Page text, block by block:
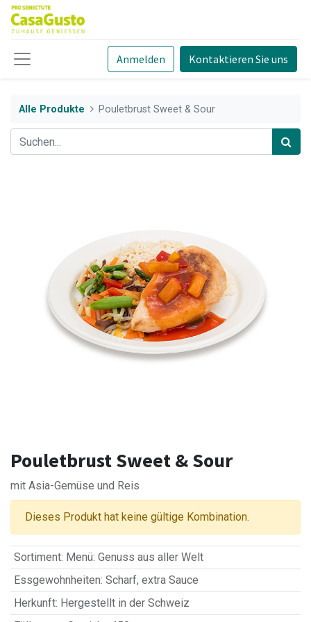
Anmelden Kontaktieren Sie uns
Alle Produkte Pouletbrust Sweet & Sour
Pouletbrust Sweet & Sour
mit Asia-Gemüse und Reis
Dieses Produkt hat keine gültige Kombination.
Sortiment: Menü: Genuss aus aller Welt
Essgewohnheiten: Scharf, extra Sauce
Herkunft: Hergestellt in der Schweiz